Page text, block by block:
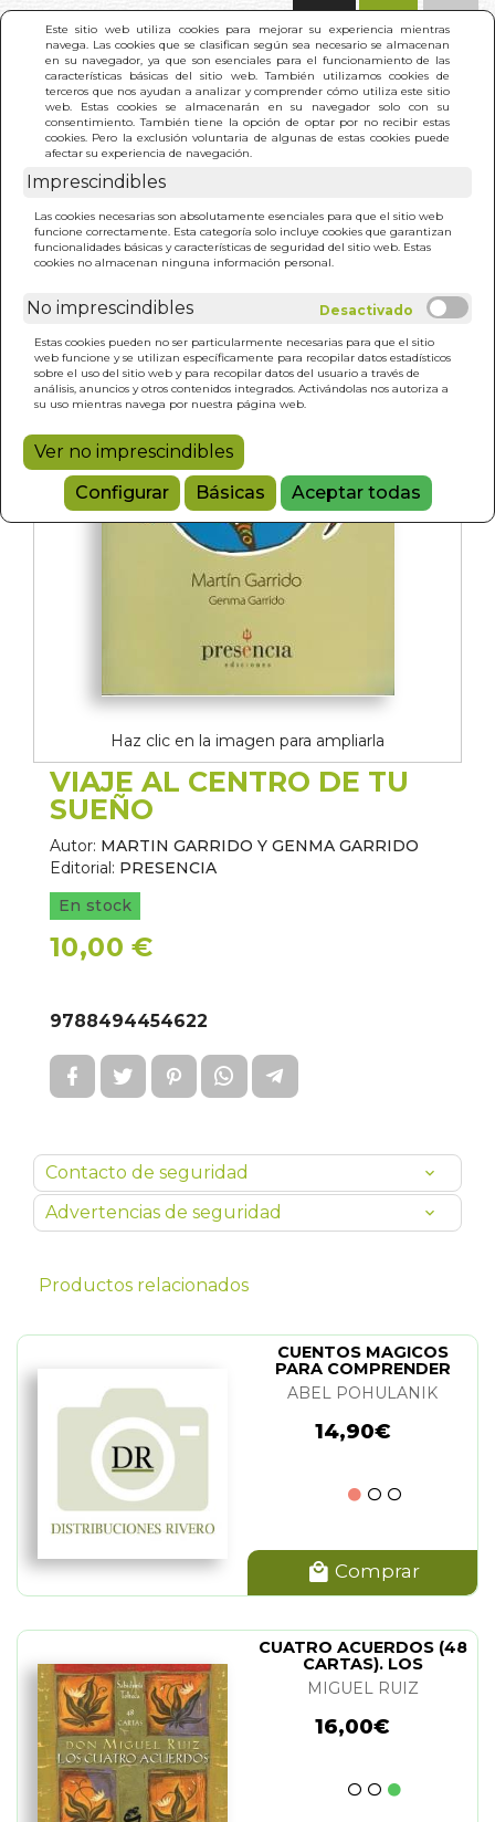
Este sitio web utiliza cookies para mejorar su experiencia mientras
navega. Las cookies que se clasifican según sea necesario se almacenan
en su navegador, ya que son esenciales para el funcionamiento de las
características básicas del sitio web. También utilizamos cookies de
terceros que nos ayudan a analizar y comprender cómo utiliza este sitio
web. Estas cookies se almacenarán en su navegador solo con su
consentimiento. También tiene la opción de optar por no recibir estas
cookies. Pero la exclusión voluntaria de algunas de estas cookies puede
afectar su experiencia de navegación.
Imprescindibles
Las cookies necesarias son absolutamente esenciales para que el sitio web
funcione correctamente. Esta categoría solo incluye cookies que garantizan
funcionalidades básicas y características de seguridad del sitio web. Estas
cookies no almacenan ninguna información personal.
No imprescindibles
Estas cookies pueden no ser particularmente necesarias para que el sitio
web funcione y se utilizan específicamente para recopilar datos estadísticos
sobre el uso del sitio web y para recopilar datos del usuario a través de
análisis, anuncios y otros contenidos integrados. Activándolas nos autoriza a
su uso mientras navega por nuestra página web.
Ver no imprescindibles
Configurar
Básicas Aceptar todas
INICIO > VIAJE AL CENTRO DE TU SUEÑO
Haz clic en la imagen para ampliarla
VIAJE AL CENTRO DE TU
SUEÑO
Autor: MARTIN GARRIDO Y GENMA GARRIDO
Editorial: PRESENCIA
En stock
10,00 €
9788494454622
Contacto de seguridad
Advertencias de seguridad
Productos relacionados
CUENTOS MAGICOS
PARA COMPRENDER
TUS EMOCIONES
ABEL POHULANIK
14,90€
Comprar
CUATRO ACUERDOS (48
CARTAS). LOS
MIGUEL RUIZ
16,00€